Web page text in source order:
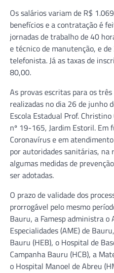
Os salários variam de R$
benefícios e a contratação é
jornadas de trabalho de 40
e técnico de manutenção, e
telefonista. Já as taxas de
80,00.
As provas escritas para os
realizadas no dia 26 de junho
Escola Estadual Prof.
nº 19-165, Jardim Estoril. Em
Coronavírus e em
por autoridades sanitárias, na
algumas medidas de
ser adotadas.
O prazo de validade dos
prorrogável pelo mesmo
Bauru, a Famesp administra
Especialidades (AME) de
Bauru (HEB), o Hospital de
Campanha Bauru (HCB), a
o Hospital Manoel de Abreu